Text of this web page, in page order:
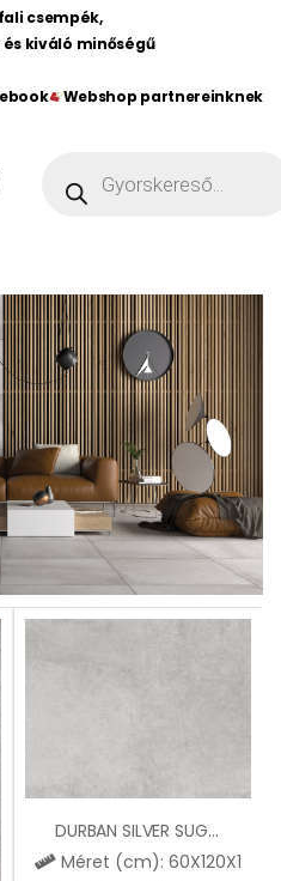
fali csempék,
kiváló minőségű
Webshop partnereinknek
DURBAN SILVER SUGAR LAPPATO (SGR46)
Méret (cm): 60X120X1